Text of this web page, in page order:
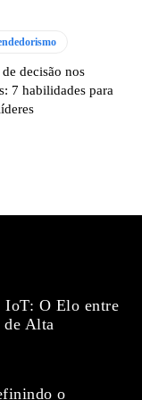
decisão nos
7 habilidades para
IoT: O Elo entre
de Alta
o